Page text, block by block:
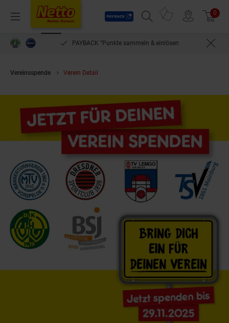
Menü
Payback
Suchfeld einblenden
Prospekte 0
PAYBACK °Punkte sammeln & einlösen
Vereinsspende Verein Detail